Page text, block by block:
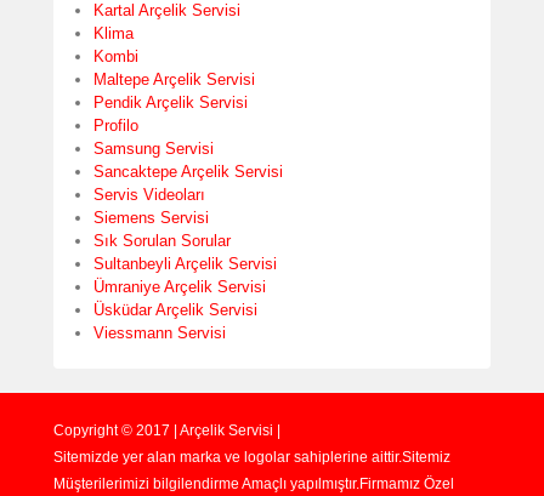
Kartal Arçelik Servisi
Klima
Kombi
Maltepe Arçelik Servisi
Pendik Arçelik Servisi
Profilo
Samsung Servisi
Sancaktepe Arçelik Servisi
Servis Videoları
Siemens Servisi
Sık Sorulan Sorular
Sultanbeyli Arçelik Servisi
Ümraniye Arçelik Servisi
Üsküdar Arçelik Servisi
Viessmann Servisi
Copyright © 2017 | Arçelik Servisi |
Sitemizde yer alan marka ve logolar sahiplerine aittir.Sitemiz
Müşterilerimizi bilgilendirme Amaçlı yapılmıştır.Firmamız Özel